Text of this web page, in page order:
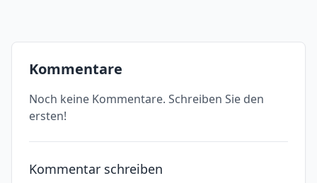
Kommentare
Noch keine Kommentare. Schreiben Sie den
ersten!
Kommentar schreiben